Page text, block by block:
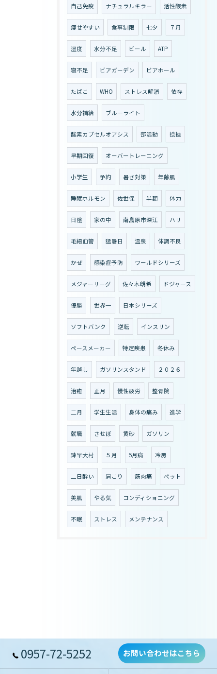
自己免疫 ナチュラルキラー 活性酸素
痩せやすい 食事制限 七夕 ７月
湿度 水分不足 ビール ATP
寝不足 ビアガーデン ビアホール
たばこ WHO ストレス解消 依存
水分補給 ブルーライト
酸素カプセルオアシス 部活動 捻挫
早期回復 オーバートレーニング
小学生 予約 暑さ対策 年齢肌
睡眠ホルモン 佐世保 半額 体力
日陰 家の中 南島原市深江 ハリ
毛細血管 猛暑日 温泉 体調不良
かぜ 感染症予防 ワールドシリーズ
メジャーリーグ 佐々木朗希 ドジャース
優勝 世界一 日本シリーズ
ソフトバンク 逆転 インスリン
ペースメーカー 特定疾患 冬休み
年越し ガソリンスタンド ２０２６
治癒 正月 慢性疲労 整骨院
二月 学生生活 身体の痛み 進学
就職 させぼ 黄砂 ガソリン
諫早大村 ５月 5月病 冷房
二日酔い 肩こり 筋肉痛 ペット
美肌 やる気 コンディショニング
不眠 ストレス メンテナンス
0957-72-5252 お問い合わせはこちら